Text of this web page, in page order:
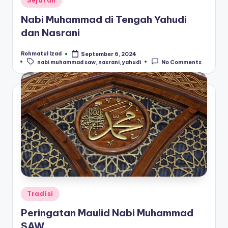
in
Nabi Muhammad di Tengah Yahudi
dan Nasrani
Posted
by
Rohmatul Izad September 6, 2024
Tags:
nabi muhammad saw nasrani ,yahudi No Comments
Posted
in
Tradisi
Peringatan Maulid Nabi Muhammad